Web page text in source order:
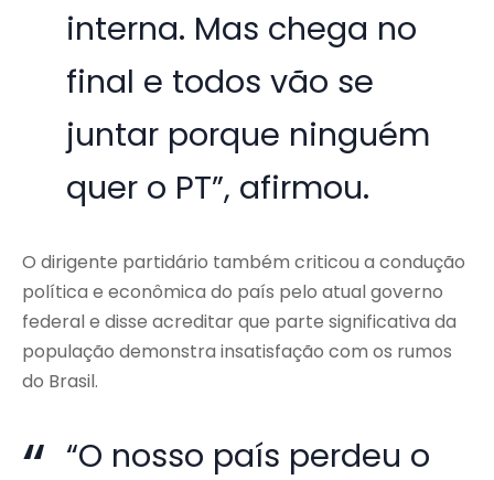
interna. Mas chega no
final e todos vão se
juntar porque ninguém
quer o PT”, afirmou.
O dirigente partidário também criticou a condução
política e econômica do país pelo atual governo
federal e disse acreditar que parte significativa da
população demonstra insatisfação com os rumos
do Brasil.
“O nosso país perdeu o